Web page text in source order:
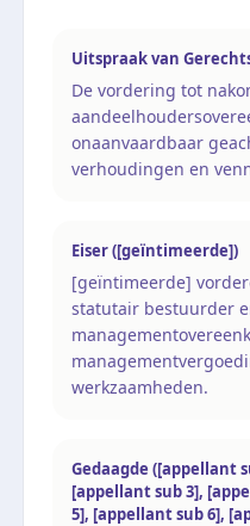
Uitspraak van
De vordering tot
onaanvaardbaar
verhoudingen en
Eiser ([geïntimeerde])
[geïntimeerde]
statutair bestuurder
werkzaamheden.
Gedaagde ([appellant
[appellant sub 3],
5], [appellant sub 6],